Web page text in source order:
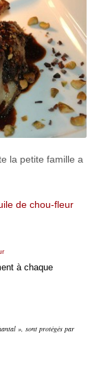
la petite famille a
de chou-fleur
à chaque
», sont protégés par